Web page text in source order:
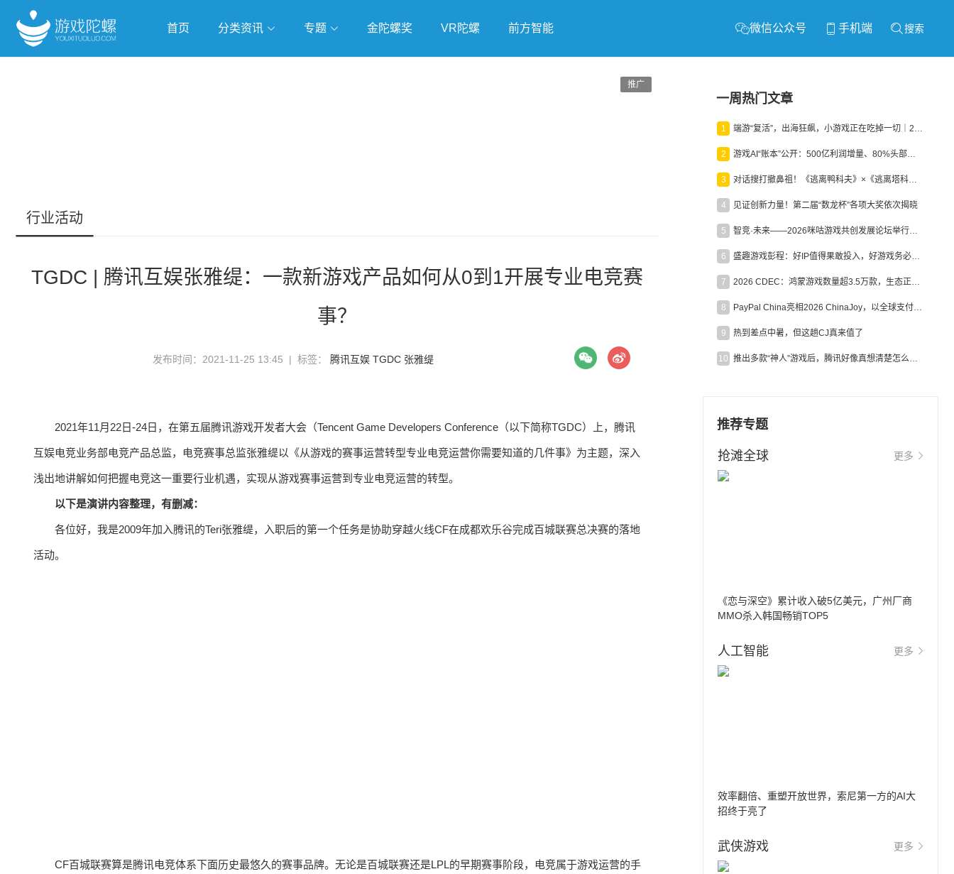
首页 分类资讯 专题 金陀螺奖 VR陀螺 前方智能 微信公众号 手机端 搜索
推广
行业活动
TGDC | 腾讯互娱张雅缇：一款新游戏产品如何从0到1开展专业电竞赛
事？
发布时间：2021-11-25 13:45 | 标签： 腾讯互娱 TGDC 张雅缇
2021年11月22日-24日，在第五届腾讯游戏开发者大会（Tencent Game Developers Conference（以下简称TGDC）上，腾讯
互娱电竞业务部电竞产品总监，电竞赛事总监张雅缇以《从游戏的赛事运营转型专业电竞运营你需要知道的几件事》为主题，深入
浅出地讲解如何把握电竞这一重要行业机遇，实现从游戏赛事运营到专业电竞运营的转型。
以下是演讲内容整理，有删减：
各位好，我是2009年加入腾讯的Teri张雅缇，入职后的第一个任务是协助穿越火线CF在成都欢乐谷完成百城联赛总决赛的落地
活动。
CF百城联赛算是腾讯电竞体系下面历史最悠久的赛事品牌。无论是百城联赛还是LPL的早期赛事阶段，电竞属于游戏运营的手
一周热门文章
1 端游“复活”，出海狂飙，小游戏正在吃掉一切｜2026上半年产业报告
2 游戏AI“账本”公开：500亿利润增量、80%头部入局，谁在闷声发财？
3 对话搜打撤鼻祖！《逃离鸭科夫》×《逃离塔科夫》官方线下沙龙落幕
4 见证创新力量！第二届“数龙杯”各项大奖依次揭晓
5 智竞·未来——2026咪咕游戏共创发展论坛举行：聚力精品内容、AI创作与电竞生态，共建高品质益智健康游戏社区
6 盛趣游戏彭程：好IP值得果敢投入，好游戏务必长效经营
7 2026 CDEC：鸿蒙游戏数量超3.5万款，生态正循环加速产业高质量发展
8 PayPal China亮相2026 ChinaJoy，以全球支付能力助力中国游戏企业深化全球运营
9 热到差点中暑，但这趟CJ真来值了
10 推出多款“神人”游戏后，腾讯好像真想清楚怎么做二次元了
推荐专题
抢滩全球 更多
《恋与深空》累计收入破5亿美元，广州厂商
MMO杀入韩国畅销TOP5
人工智能 更多
效率翻倍、重塑开放世界，索尼第一方的AI大
招终于亮了
武侠游戏 更多